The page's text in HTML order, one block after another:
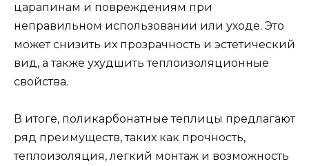
царапинам и повреждениям при
неправильном использовании или уходе. Это
может снизить их прозрачность и эстетический
вид, а также ухудшить теплоизоляционные
свойства.
В итоге, поликарбонатные теплицы предлагают
ряд преимуществ, таких как прочность,
теплоизоляция, легкий монтаж и возможность